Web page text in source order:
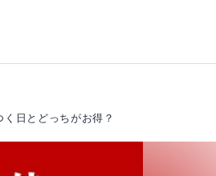
日とどっちがお得？